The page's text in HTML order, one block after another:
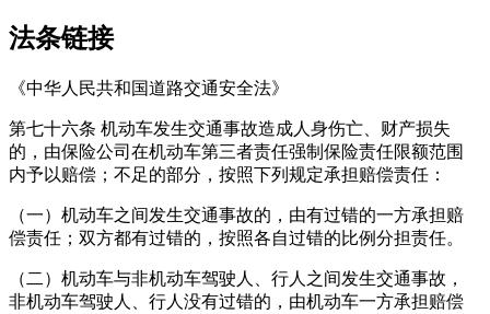
法条链接
《中华人民共和国道路交通安全法》
第七十六条 机动车发生交通事故造成人身伤亡、财产损失
的，由保险公司在机动车第三者责任强制保险责任限额范围
内予以赔偿；不足的部分，按照下列规定承担赔偿责任：
（一）机动车之间发生交通事故的，由有过错的一方承担赔
偿责任；双方都有过错的，按照各自过错的比例分担责任。
（二）机动车与非机动车驾驶人、行人之间发生交通事故，
非机动车驾驶人、行人没有过错的，由机动车一方承担赔偿